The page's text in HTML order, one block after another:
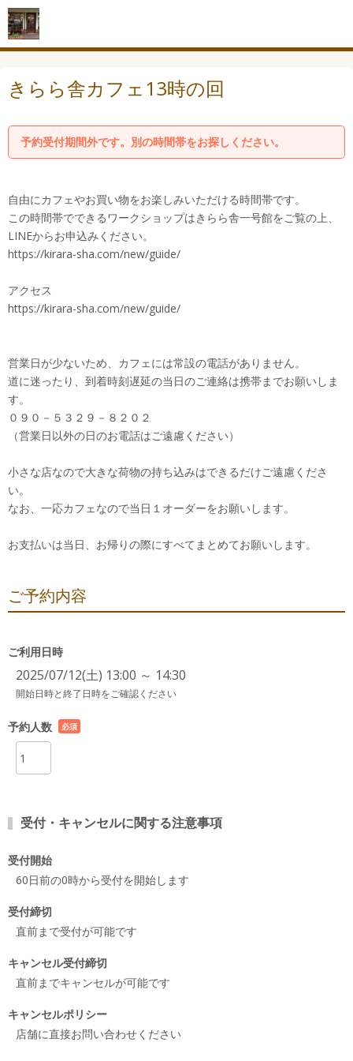
きらら舎カフェ13時の回
予約受付期間外です。別の時間帯をお探しください。
自由にカフェやお買い物をお楽しみいただける時間帯です。
この時間帯でできるワークショップはきらら舎一号館をご覧の上、
LINEからお申込みください。
https://kirara-sha.com/new/guide/
アクセス
https://kirara-sha.com/new/guide/
営業日が少ないため、カフェには常設の電話がありません。
道に迷ったり、到着時刻遅延の当日のご連絡は携帯までお願いしま
す。
０９０－５３２９－８２０２
（営業日以外の日のお電話はご遠慮ください）
小さな店なので大きな荷物の持ち込みはできるだけご遠慮くださ
い。
なお、一応カフェなので当日１オーダーをお願いします。
お支払いは当日、お帰りの際にすべてまとめてお願いします。
ご予約内容
ご利用日時
2025/07/12(土) 13:00 ～ 14:30
開始日時と終了日時をご確認ください
予約人数
必須
受付・キャンセルに関する注意事項
受付開始
60日前の0時から受付を開始します
受付締切
直前まで受付が可能です
キャンセル受付締切
直前までキャンセルが可能です
キャンセルポリシー
店舗に直接お問い合わせください